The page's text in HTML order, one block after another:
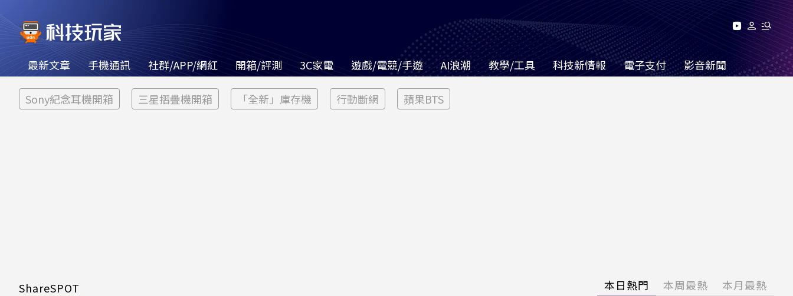
最新文章 手機通訊 社群/APP/網紅 開箱/評測 3C家電 遊戲/電競/手遊 AI浪潮 教學/工具 科技新情報 電子支付 影音新聞
Sony紀念耳機開箱 三星摺疊機開箱 「全新」庫存機 行動斷網 蘋果BTS
ShareSPOT 本日熱門 本周最熱 本月最熱